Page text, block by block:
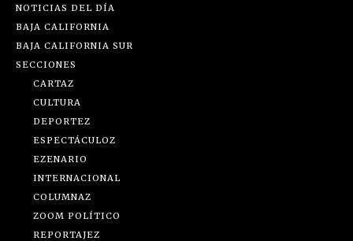
NOTICIAS DEL DÍA
BAJA CALIFORNIA
BAJA CALIFORNIA SUR
SECCIONES
CARTAZ
CULTURA
DEPORTEZ
ESPECTÁCULOZ
EZENARIO
INTERNACIONAL
COLUMNAZ
ZOOM POLÍTICO
REPORTAJEZ